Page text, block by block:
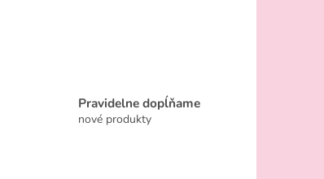
Pravidelne dopĺňame
nové produkty